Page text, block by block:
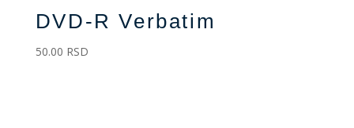
DVD-R Verbatim
50.00 RSD